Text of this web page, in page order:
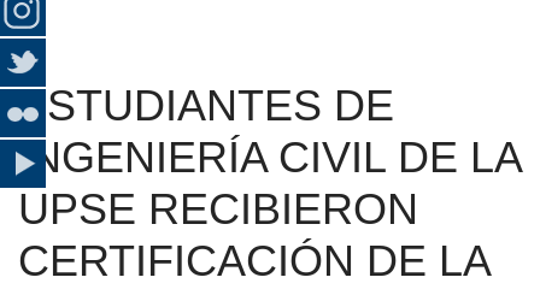
ESTUDIANTES DE
INGENIERÍA CIVIL DE LA
UPSE RECIBIERON
CERTIFICACIÓN DE LA